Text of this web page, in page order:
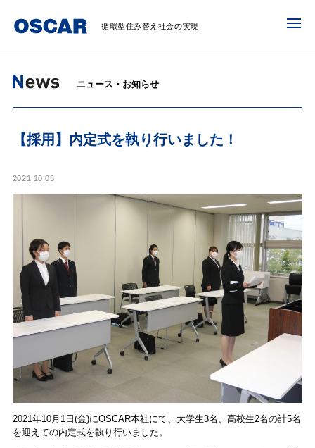
循環型住み替え社会の実現
ニュース・お知らせ
【採用】内定式を執り行いました！
2021.10.05
2021年10月1日(金)にOSCAR本社にて、大学生3名、高校生2名の計5名
を迎えての内定式を執り行いました。